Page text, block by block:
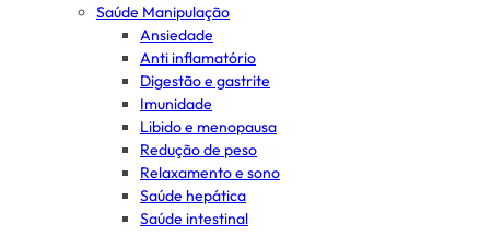
Saúde Manipulação
Ansiedade
Anti inflamatório
Digestão e gastrite
Imunidade
Libido e menopausa
Redução de peso
Relaxamento e sono
Saúde hepática
Saúde intestinal